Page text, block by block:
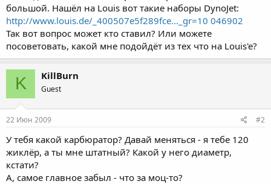
большой. Нашёл на Louis вот такие наборы DynoJet:
http://www.louis.de/_400507e5f289fce..._gr=10 046902
Так вот вопрос может кто ставил? Или можете
посоветовать, какой мне подойдёт из тех что на Louis'e?
K KillBurn
Guest
22 Июн 2009 #2
У тебя какой карбюратор? Давай меняться - я тебе 120
жиклёр, а ты мне штатный? Какой у него диаметр,
кстати?
А, самое главное забыл - что за моц-то?